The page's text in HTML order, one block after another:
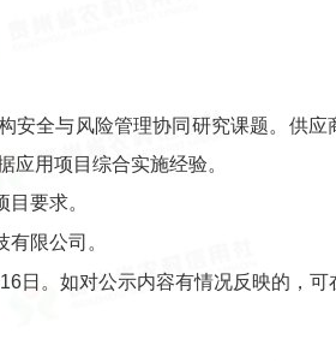
安全与风险管理协同研究课题。供
应用项目综合实施经验。
要求。
限公司。
日。如对公示内容有情况反映的，可